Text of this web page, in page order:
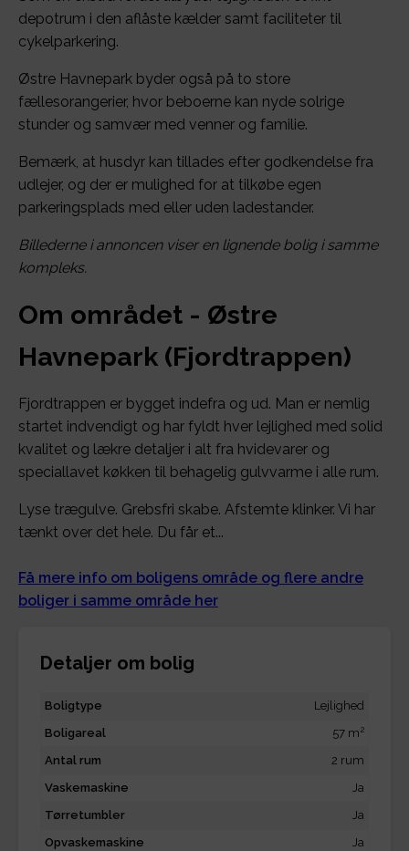
depotrum i den aflåste kælder samt faciliteter til
cykelparkering.
Østre Havnepark byder også på to store
fællesorangerier, hvor beboerne kan nyde solrige
stunder og samvær med venner og familie.
Bemærk, at husdyr kan tillades efter godkendelse fra
udlejer, og der er mulighed for at tilkøbe egen
parkeringsplads med eller uden ladestander.
Billederne i annoncen viser en lignende bolig i samme
kompleks.
Om området - Østre
Havnepark (Fjordtrappen)
Fjordtrappen er bygget indefra og ud. Man er nemlig
startet indvendigt og har fyldt hver lejlighed med solid
kvalitet og lækre detaljer i alt fra hvidevarer og
speciallavet køkken til behagelig gulvvarme i alle rum.
Lyse trægulve. Grebsfri skabe. Afstemte klinker. Vi har
tænkt over det hele. Du får et...
Få mere info om boligens område og flere andre
boliger i samme område her
Detaljer om bolig
Boligtype
Lejlighed
Boligareal
57 m2
Antal rum
2 rum
Vaskemaskine
Ja
Tørretumbler
Ja
Opvaskemaskine
Ja